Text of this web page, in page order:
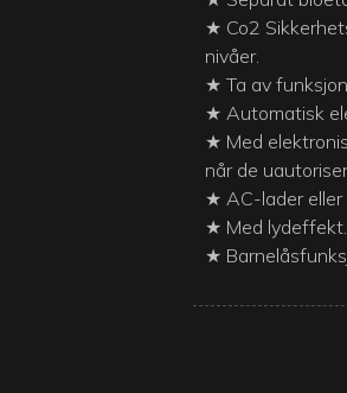
★ Co2
nivåer.
★ Ta av
★ Automatisk
★ Med
når de
★ AC-lader eller
★ Med lydeffekt.
★